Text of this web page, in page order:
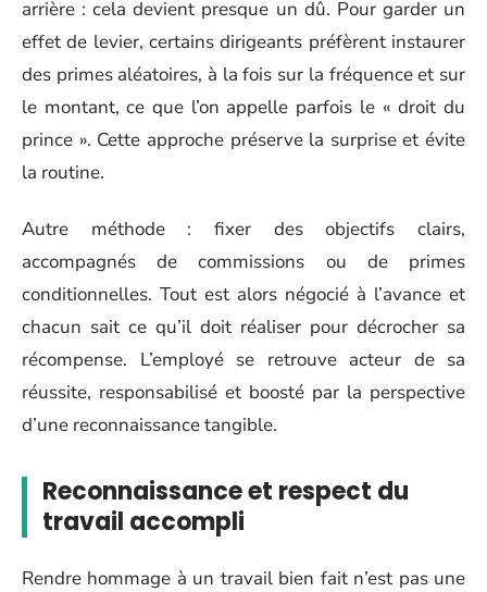
arrière : cela devient presque un dû. Pour garder un
effet de levier, certains dirigeants préfèrent instaurer
des primes aléatoires, à la fois sur la fréquence et sur
le montant, ce que l’on appelle parfois le « droit du
prince ». Cette approche préserve la surprise et évite
la routine.
Autre méthode : fixer des objectifs clairs,
accompagnés de commissions ou de primes
conditionnelles. Tout est alors négocié à l’avance et
chacun sait ce qu’il doit réaliser pour décrocher sa
récompense. L’employé se retrouve acteur de sa
réussite, responsabilisé et boosté par la perspective
d’une reconnaissance tangible.
Reconnaissance et respect du
travail accompli
Rendre hommage à un travail bien fait n’est pas une